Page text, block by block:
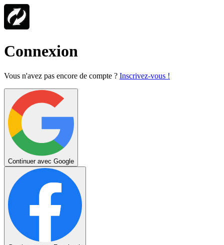
Connexion
Vous n'avez pas encore de compte ? Inscrivez-vous !
Continuer avec Google